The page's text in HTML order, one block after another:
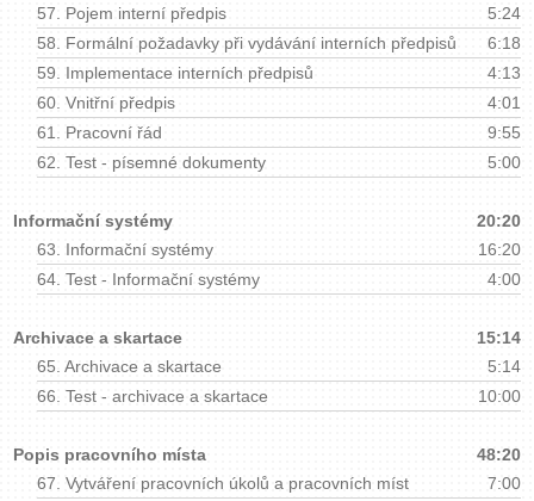
57. Pojem interní předpis
5:24
58. Formální požadavky při vydávání interních předpisů
6:18
59. Implementace interních předpisů
4:13
60. Vnitřní předpis
4:01
61. Pracovní řád
9:55
62. Test - písemné dokumenty 5:00
Informační systémy
20:20
63. Informační systémy
16:20
64. Test - Informační systémy 4:00
Archivace a skartace
15:14
65. Archivace a skartace
5:14
66. Test - archivace a skartace 10:00
Popis pracovního místa
48:20
67. Vytváření pracovních úkolů a pracovních míst
7:00